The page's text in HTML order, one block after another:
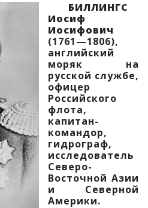
БИЛЛИНГС
Иосиф
Иосифович
(1761—1806),
английский
моряк на
русской службе,
офицер
Российского
флота,
капитан-
командор,
гидрограф,
исследователь
Северо-
Восточной Азии
и Северной
Америки.